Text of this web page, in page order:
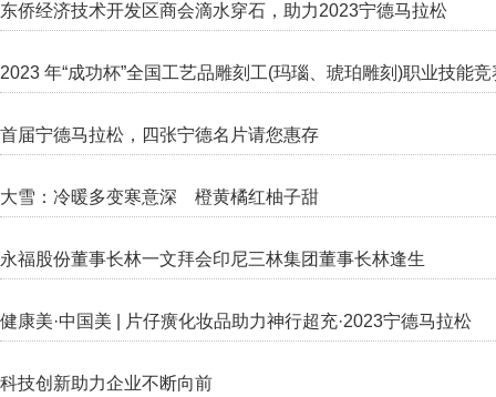
东侨经济技术开发区商会滴水穿石，助力2023宁德马拉松
2023 年“成功杯”全国工艺品雕刻工(玛瑙、琥珀雕刻)职业技能
首届宁德马拉松，四张宁德名片请您惠存
大雪：冷暖多变寒意深 橙黄橘红柚子甜
永福股份董事长林一文拜会印尼三林集团董事长林逢生
健康美·中国美 | 片仔癀化妆品助力神行超充·2023宁德马拉松
科技创新助力企业不断向前